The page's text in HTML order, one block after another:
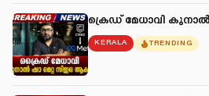
ക്രെഡ് മേധാവി
KERALA TRENDING